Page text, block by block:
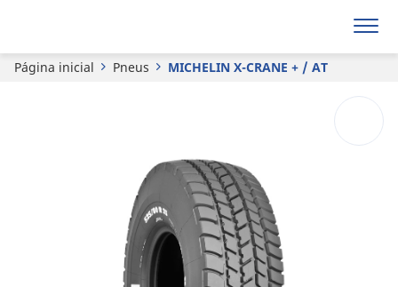
Página inicial Pneus MICHELIN X-CRANE + / AT